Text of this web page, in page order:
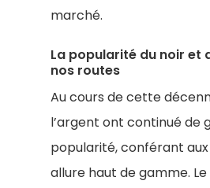
marché.
La popularité du noir et
nos routes
Au cours de cette
l’argent ont continué de
popularité, conférant
allure haut de gamme. Le